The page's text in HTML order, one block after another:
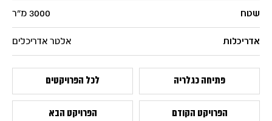
שטח 3000 מ״ר
אדריכלות אלטר אדריכלים
פתיחה כגלריה לכל הפרויקטים
הפרויקט הקודם הפרויקט הבא